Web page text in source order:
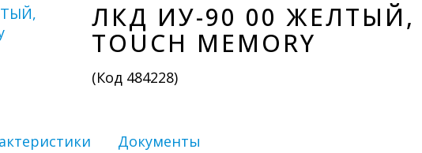
ЛКД ИУ-90 00
TOUCH MEMORY
(Код 484228)
Документы